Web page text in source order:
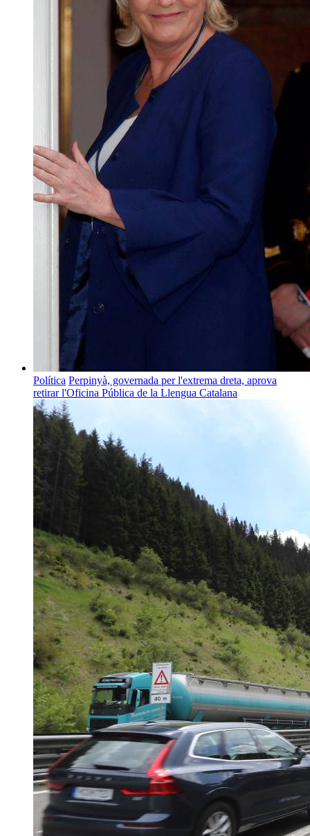
Política Perpinyà, governada per l'extrema dreta, aprova
retirar l'Oficina Pública de la Llengua Catalana